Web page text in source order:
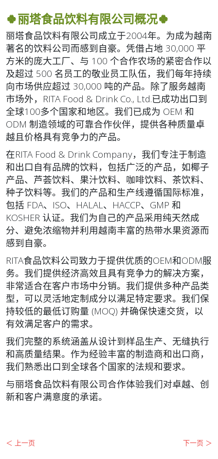
🍀丽塔食品饮料有限公司概况🍀
丽塔食品饮料有限公司成立于2004年。为成为越南
著名的饮料公司而感到自豪。凭借占地 30,000 平
方米的庞大工厂、与 100 个合作农场的紧密合作以
及超过 500 名员工的敬业员工队伍，我们每年持续
向市场供应超过 30,000 吨的产品。除了服务越南
市场外，RITA Food & Drink Co., Ltd.已成功出口到
全球100多个国家和地区。我们已成为 OEM 和
ODM 制造领域的可靠合作伙伴，提供各种质量卓
越且价格具有竞争力的产品。
在RITA Food & Drink Company，我们专注于制造
和出口自有品牌的饮料，包括广泛的产品，如椰子
产品、芦荟饮料、果汁饮料、咖啡饮料、茶饮料、
种子饮料等。我们的产品和生产线遵循国际标准，
包括 FDA、ISO、HALAL、HACCP、GMP 和
KOSHER 认证。我们为自己的产品采用纯天然成
分、避免浓缩物并利用越南丰富的热带水果资源而
感到自豪。
RITA食品饮料公司致力于提供优质的OEM和ODM服
务。我们提供经济高效且具有竞争力的解决方案，
非常适合在客户市场中分销。我们提供多种产品类
型，可以灵活地定制成分以满足特定要求。我们保
持较低的最低订购量 (MOQ) 并确保快速交货，以
有效满足客户的需求。
我们完整的系统涵盖从设计到样品生产、无缝执行
和高质量结果。作为经验丰富的制造商和出口商，
我们熟悉出口到全球各个国家的法规和要求。
与丽塔食品饮料有限公司合作体验我们对卓越、创
新和客户满意度的承诺。
＜ 上一页 下一页 ＞